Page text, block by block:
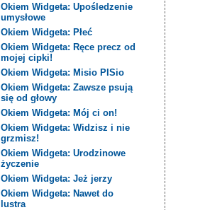
Okiem Widgeta: Upośledzenie
umysłowe
Okiem Widgeta: Płeć
Okiem Widgeta: Ręce precz od
mojej cipki!
Okiem Widgeta: Misio PISio
Okiem Widgeta: Zawsze psują
się od głowy
Okiem Widgeta: Mój ci on!
Okiem Widgeta: Widzisz i nie
grzmisz!
Okiem Widgeta: Urodzinowe
życzenie
Okiem Widgeta: Jeż jerzy
Okiem Widgeta: Nawet do
lustra